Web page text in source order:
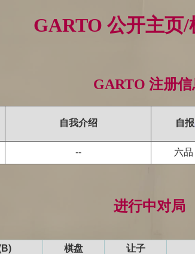
GARTO 公开主页/
GARTO 注册信
自我介绍 自报
-- 六
进行中对局
棋盘 让子